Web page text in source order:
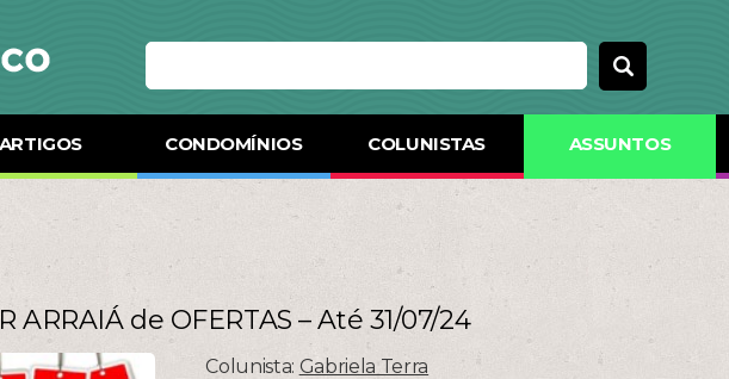
ARTIGOS CONDOMÍNIOS COLUNISTAS ASSUNTOS
ARRAIÁ de OFERTAS – Até 31/07/24
Colunista: Gabriela Terra